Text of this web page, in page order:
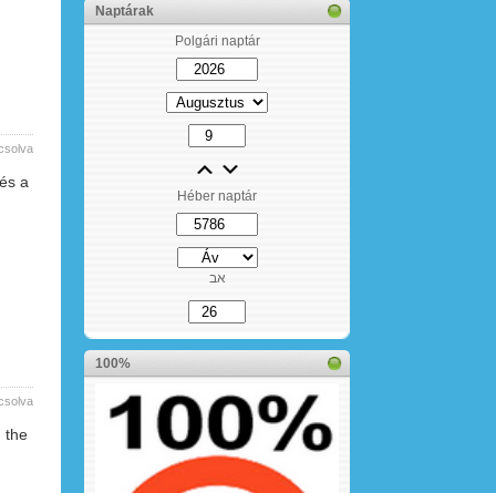
a
the
Naptárak
Polgári naptár
Héber naptár
אב
100%